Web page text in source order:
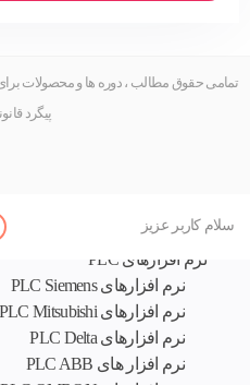
تمامی حقوق مطالب ، دوره ها و محصولات
پیگرد
سلام کاربر عزیز
نرم افزار های تخصصی
نرم افزارهای PLC
نرم افزارهای PLC Siemens
نرم افزارهای PLC Mitsubishi
نرم‌ افزارهای PLC Delta
نرم افزار های PLC ABB